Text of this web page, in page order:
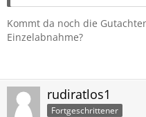
Kommt da noch die
Einzelabnahme?
rudiratlos1
Fortgeschrittener